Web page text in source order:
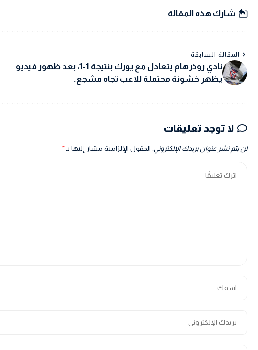
شارك هذه المقالة
المقالة السابقة
نادي روذرهام يتعادل مع يورك بنتيجة 1-1، بعد ظهور فيديو
يظهر خشونة محتملة للاعب تجاه مشجع.
لا توجد تعليقات
لن يتم نشر عنوان بريدك الإلكتروني. الحقول الإلزامية مشار إليها بـ *